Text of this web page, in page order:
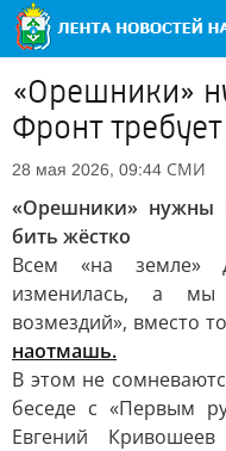
«Орешники»
Фронт
28 мая 2026, 09:44 СМИ
«Орешники» нужны
бить жёстко
Всем «на земле»
изменилась, а мы
возмездий», вместо
наотмашь.
В этом не
беседе с «Первым
Евгений